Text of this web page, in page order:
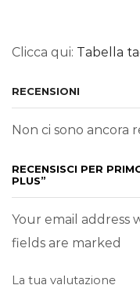
Clicca qui: Tabella
RECENSIONI
Non ci sono ancora
RECENSISCI PER
PLUS”
Your email address
fields are marked
La tua valutazione